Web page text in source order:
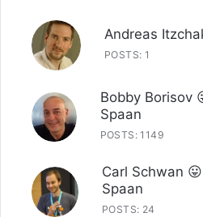
Andreas
POSTS: 1
Bobby Borisov
Spaan
POSTS: 1149
Carl Schwan
Spaan
POSTS: 24